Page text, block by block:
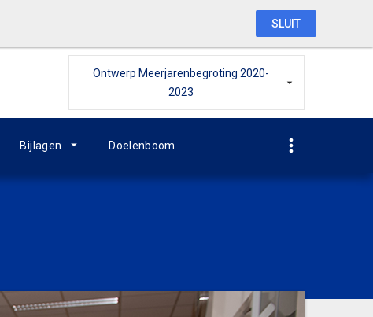
Ontwerp Meerjarenbegroting 2020-
2023
Bijlagen Doelenboom
SLUIT